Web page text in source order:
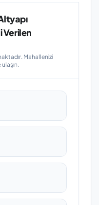
Verilen
Mahallenizi